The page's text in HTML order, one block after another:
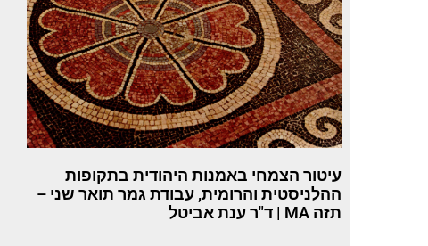
עיטור הצמחי באמנות היהודית בתקופות
ההלניסטית והרומית, עבודת גמר תואר שני –
תזה MA | ד"ר ענת אביטל